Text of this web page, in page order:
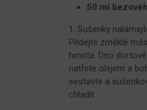
50 ml
1. Sušenky
Přidejte změklé
hmota. Dno
natřete olejem a
sestavte a
chladit.